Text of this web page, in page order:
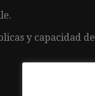
y capacidad